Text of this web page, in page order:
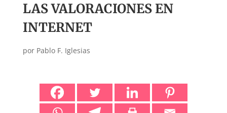
LAS VALORACIONES EN
INTERNET
por Pablo F. Iglesias